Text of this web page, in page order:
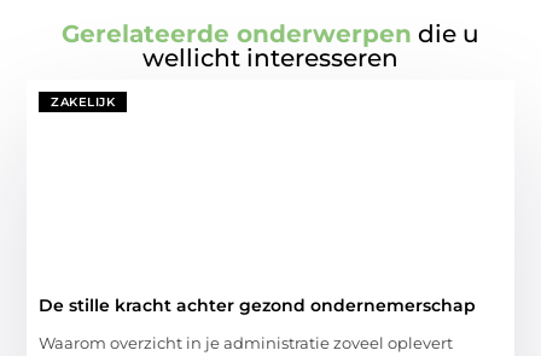
Gerelateerde onderwerpen die u
wellicht interesseren
ZAKELIJK
De stille kracht achter gezond ondernemerschap
Waarom overzicht in je administratie zoveel oplevert